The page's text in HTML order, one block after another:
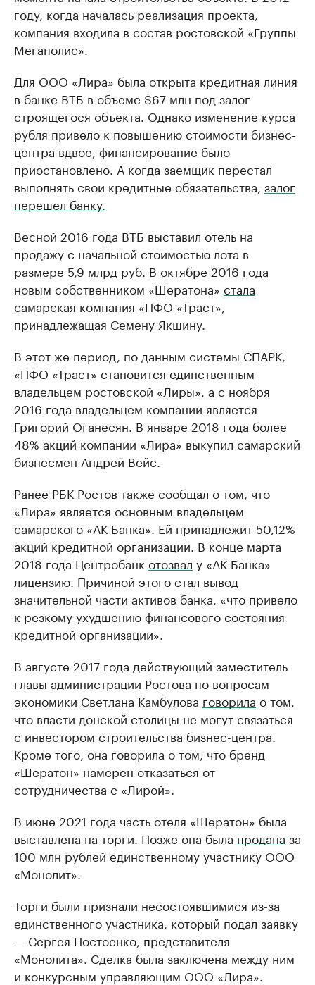
году, когда началась реализация проекта,
компания входила в состав ростовской «Группы
Мегаполис».
Для ООО «Лира» была открыта кредитная линия
в банке ВТБ в объеме $67 млн под залог
строящегося объекта. Однако изменение курса
рубля привело к повышению стоимости бизнес-
центра вдвое, финансирование было
приостановлено. А когда заемщик перестал
выполнять свои кредитные обязательства, залог
перешел банку.
Весной 2016 года ВТБ выставил отель на
продажу с начальной стоимостью лота в
размере 5,9 млрд руб. В октябре 2016 года
новым собственником «Шератона» стала
самарская компания «ПФО «Траст»,
принадлежащая Семену Якшину.
В этот же период, по данным системы СПАРК,
«ПФО «Траст» становится единственным
владельцем ростовской «Лиры», а с ноября
2016 года владельцем компании является
Григорий Оганесян. В январе 2018 года более
48% акций компании «Лира» выкупил самарский
бизнесмен Андрей Вейс.
Ранее РБК Ростов также сообщал о том, что
«Лира» является основным владельцем
самарского «АК Банка». Ей принадлежит 50,12%
акций кредитной организации. В конце марта
2018 года Центробанк отозвал у «АК Банка»
лицензию. Причиной этого стал вывод
значительной части активов банка, «что привело
к резкому ухудшению финансового состояния
кредитной организации».
В августе 2017 года действующий заместитель
главы администрации Ростова по вопросам
экономики Светлана Камбулова говорила о том,
что власти донской столицы не могут связаться
с инвестором строительства бизнес-центра.
Кроме того, она говорила о том, что бренд
«Шератон» намерен отказаться от
сотрудничества с «Лирой».
В июне 2021 года часть отеля «Шератон» была
выставлена на торги. Позже она была продана за
100 млн рублей единственному участнику ООО
«Монолит».
Торги были признали несостоявшимися из-за
единственного участника, который подал заявку
— Сергея Постоенко, представителя
«Монолита». Сделка была заключена между ним
и конкурсным управляющим ООО «Лира».